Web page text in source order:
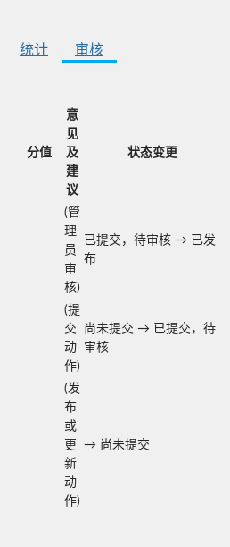
统计
审核
分值
意
见
及
建
议
状态变更
(管
理
员
审
核)
已提交，待审核 → 已发
布
(提
交
动
作)
尚未提交 → 已提交，待
审核
(发
布
或
更
新
动
作)
→ 尚未提交